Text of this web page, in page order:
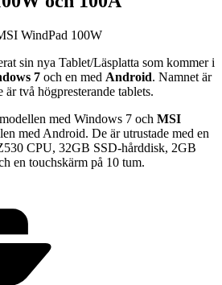
sin nya Tablet/Läsplatta som kommer i
7 och en med Android. Namnet är
två högpresterande tablets.
med Windows 7 och MSI
med Android. De är utrustade med en
CPU, 32GB SSD-hårddisk, 2GB
en touchskärm på 10 tum.